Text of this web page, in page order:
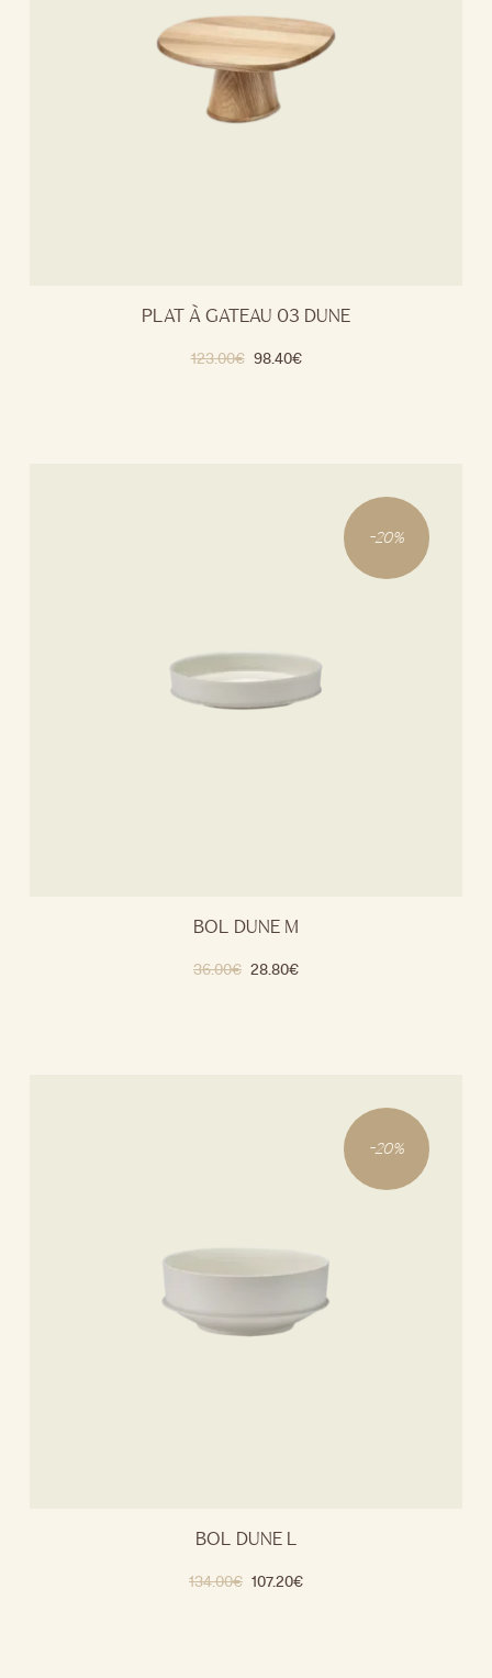
PLAT À GATEAU 03 DUNE
123.00€ 98.40€
-20%
BOL DUNE M
36.00€ 28.80€
-20%
BOL DUNE L
134.00€ 107.20€